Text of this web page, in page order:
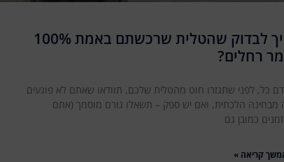
איך לבדוק שהטלית שרכשתם באמת 100%
רחלים?
כל, לפני שתגזרו חוט מהטלית שלכם, תוודאו שאתם לא פוגעים
מבחינה הלכתית, ואם יש ספק – תשאלו גורם מוסמך (אתם
כמובן גם
קריאה »